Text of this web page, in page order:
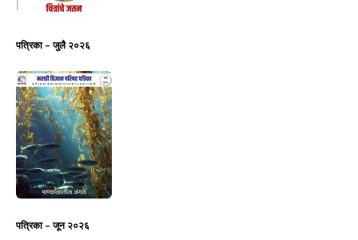
पत्रिका – जुलै २०२६
पत्रिका – जून २०२६